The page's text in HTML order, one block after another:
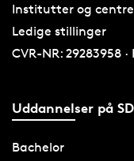
Institutter og centre
Ledige stillinger
CVR-NR: 29283958 ·
Uddannelser på
Bachelor